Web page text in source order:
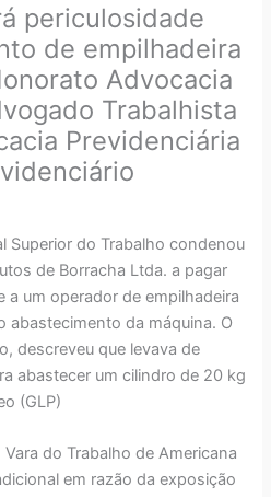
periculosidade
de empilhadeira
Advocacia
Trabalhista
Previdenciária
Superior do Trabalho condenou
de Borracha Ltda. a pagar
a um operador de empilhadeira
abastecimento da máquina. O
descreveu que levava de
abastecer um cilindro de 20 kg
(GLP)
do Trabalho de Americana
em razão da exposição